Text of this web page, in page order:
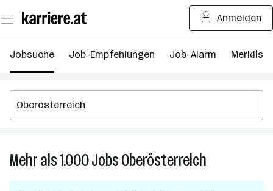
Seiteninhalt
springen
Anmelden
Jobsuche Job-Empfehlungen Job-Alarm Merkliste
Mehr als 1.000JobsOberösterreich